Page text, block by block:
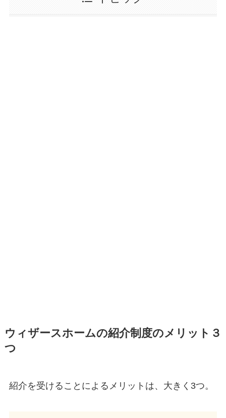
ウィザースホームの紹介制度のメリット３
つ
紹介を受けることによるメリットは、大きく3つ。